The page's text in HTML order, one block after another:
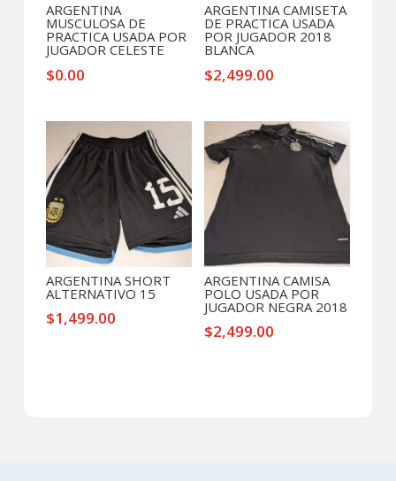
ARGENTINA
MUSCULOSA DE
PRACTICA USADA POR
JUGADOR CELESTE
$0.00
ARGENTINA CAMISETA
DE PRACTICA USADA
POR JUGADOR 2018
BLANCA
$2,499.00
ARGENTINA SHORT
ALTERNATIVO 15
$1,499.00
ARGENTINA CAMISA
POLO USADA POR
JUGADOR NEGRA 2018
$2,499.00